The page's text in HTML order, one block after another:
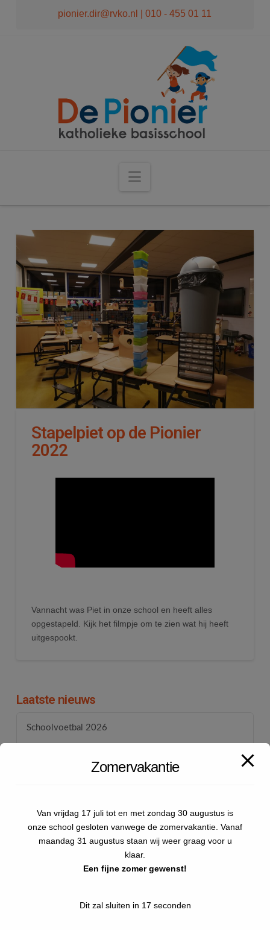
pionier.dir@rvko.nl | 010 - 455 01 11
Navigation
Stapelpiet op de Pionier
2022
Vannacht was Piet in onze school en heeft alles
opgestapeld. Kijk het filmpje om te zien wat hij heeft
uitgespookt.
Laatste nieuws
Schoolvoetbal 2026
Pasen 2026
Zomervakantie
Van vrijdag 17 juli tot en met zondag 30 augustus is
onze school gesloten vanwege de zomervakantie. Vanaf
maandag 31 augustus staan wij weer graag voor u
klaar.
Een fijne zomer gewenst!
Dit zal sluiten in 17 seconden